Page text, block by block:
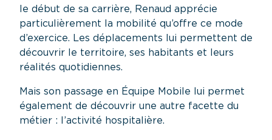
le début de sa carrière, Renaud apprécie
particulièrement la mobilité qu’offre ce mode
d’exercice. Les déplacements lui permettent de
découvrir le territoire, ses habitants et leurs
réalités quotidiennes.
Mais son passage en Équipe Mobile lui permet
également de découvrir une autre facette du
métier : l’activité hospitalière.